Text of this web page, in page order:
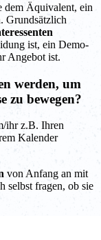
dem Äquivalent, ein
Grundsätzlich
ist, ein Demo-
Angebot ist.
werden, um
zu bewegen?
ihr z.B. Ihren
Kalender
von Anfang an mit
selbst fragen, ob sie